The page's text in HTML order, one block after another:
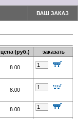
ВАШ ЗАКАЗ
цена (руб.) заказать
8.00
8.00
8.00